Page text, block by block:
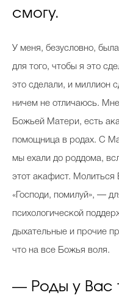
смогу.
У меня, безусловно,
для того, чтобы я это
это сделали, и миллион
ничем не отличаюсь.
Божьей Матери, есть
помощница в родах. С
мы ехали до роддома,
этот акафист. Молиться
«Господи, помилуй», —
психологической
дыхательные и прочие
что на все Божья воля.
— Роды у Вас